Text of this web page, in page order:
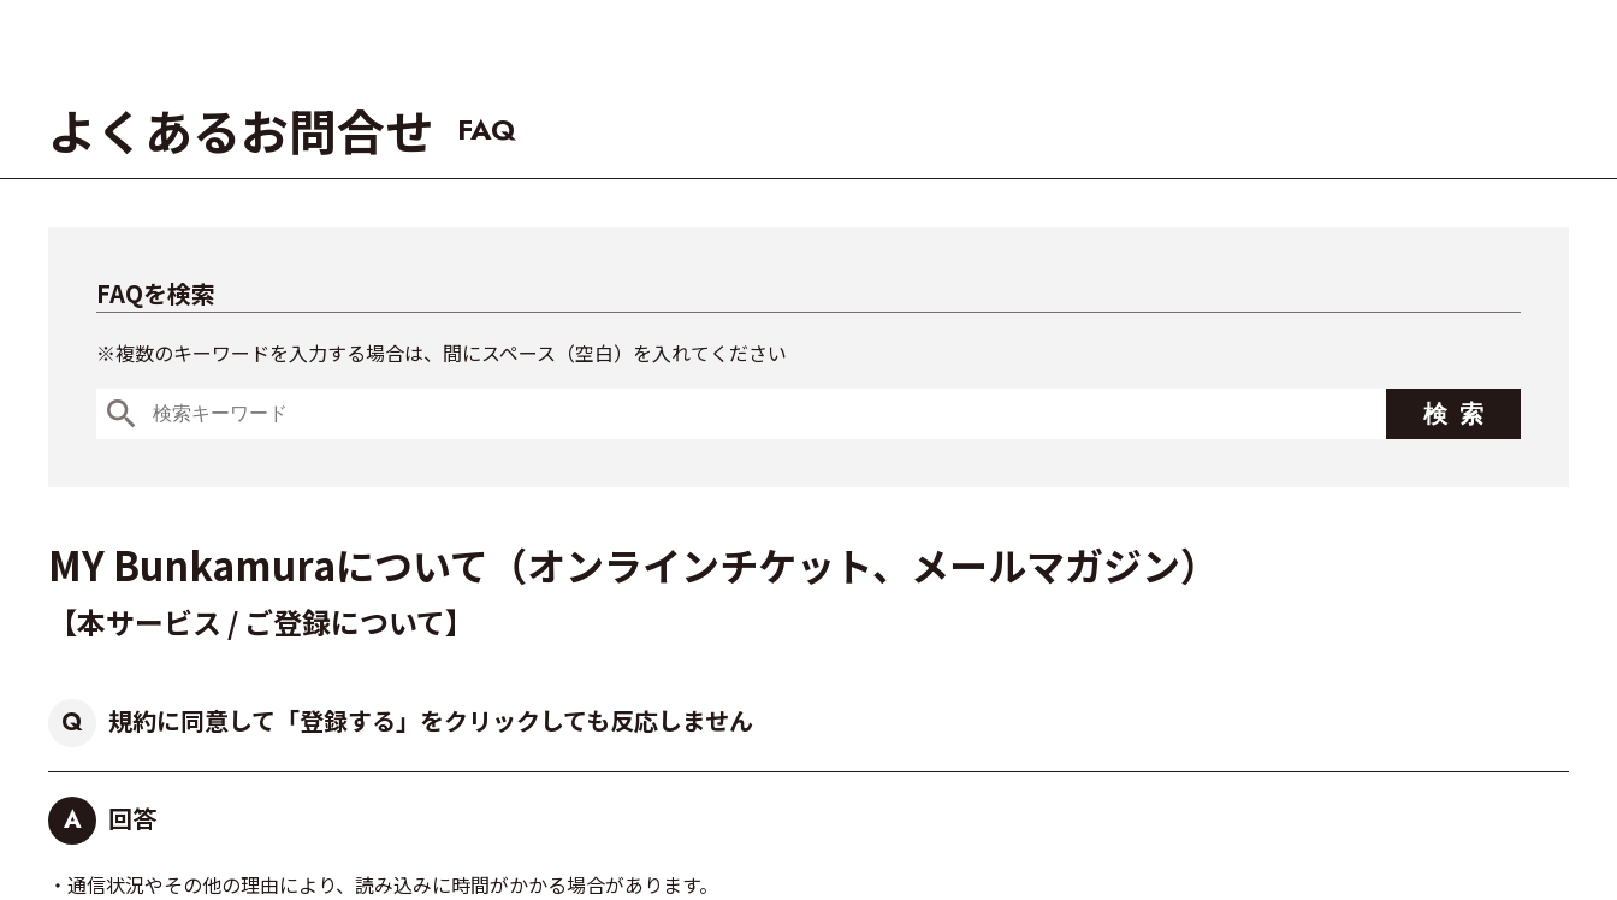
よくあるお問合せ FAQ
FAQを検索
※複数のキーワードを入力する場合は、間にスペース（空白）を入れてください
search
MY Bunkamuraについて（オンラインチケット、メールマガジン）
【本サービス / ご登録について】
Q 規約に同意して「登録する」をクリックしても反応しません
A 回答
・通信状況やその他の理由により、読み込みに時間がかかる場合があります。